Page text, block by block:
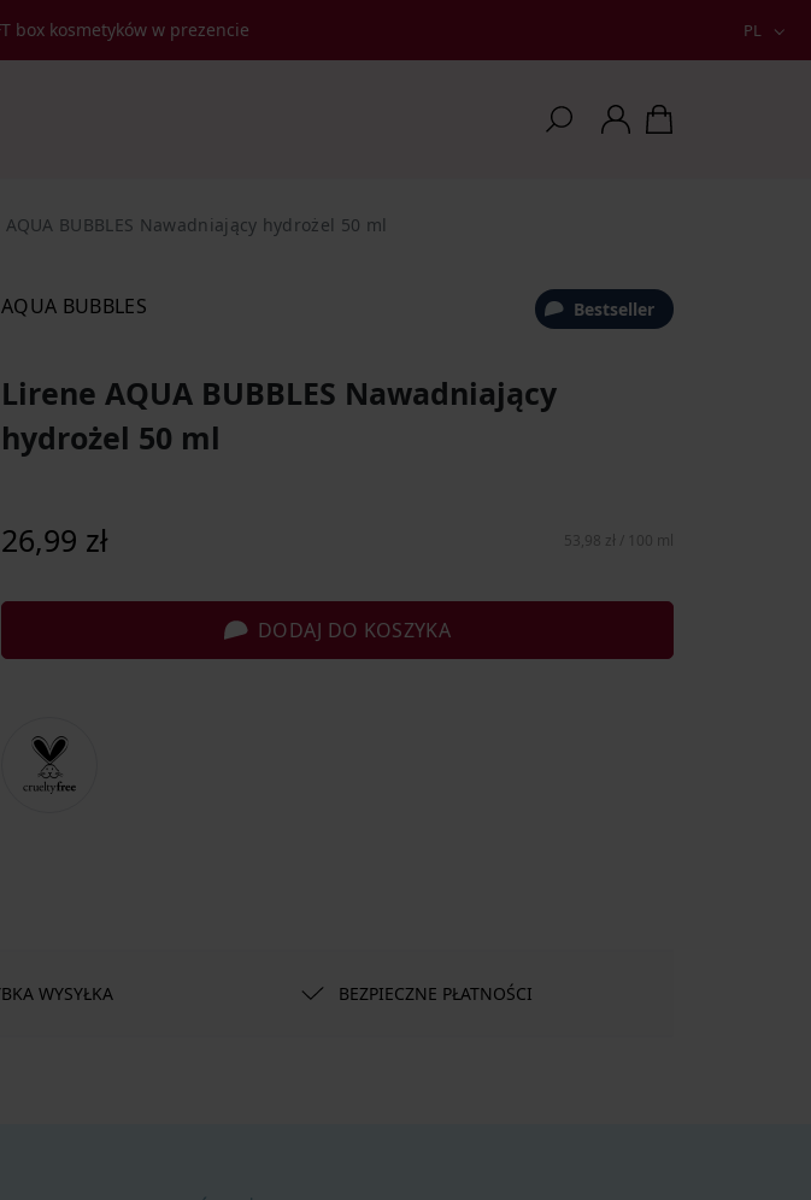
box kosmetyków w prezencie PL
BUBBLES Nawadniający hydrożel 50 ml
Bestseller
AQUA BUBBLES
Lirene AQUA BUBBLES Nawadniający
hydrożel 50 ml
26,99 zł 53,98 zł / 100 ml
DODAJ DO KOSZYKA
WYSYŁKA BEZPIECZNE PŁATNOŚCI